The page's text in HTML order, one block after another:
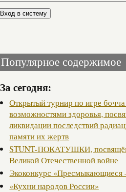
Популярное содержимое
За сегодня:
Открытый турнир по игре
возможностями здоровья,
ликвидации последствий
памяти их жертв
STUNT-ПОКАТУШКИ,
Великой Отечественной войне
Экоконкурс «Пресмыкающиеся
«Кухни народов России»